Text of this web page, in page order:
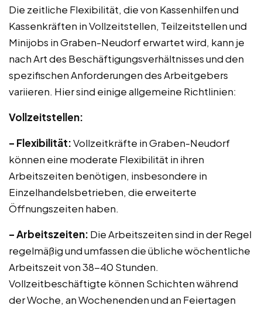
Die zeitliche Flexibilität, die von Kassenhilfen und
Kassenkräften in Vollzeitstellen, Teilzeitstellen und
Minijobs in Graben-Neudorf erwartet wird, kann je
nach Art des Beschäftigungsverhältnisses und den
spezifischen Anforderungen des Arbeitgebers
variieren. Hier sind einige allgemeine Richtlinien:
Vollzeitstellen:
– Flexibilität:Vollzeitkräfte in Graben-Neudorf
können eine moderate Flexibilität in ihren
Arbeitszeiten benötigen, insbesondere in
Einzelhandelsbetrieben, die erweiterte
Öffnungszeiten haben.
– Arbeitszeiten: Die Arbeitszeiten sind in der Regel
regelmäßig und umfassen die übliche wöchentliche
Arbeitszeit von 38-40 Stunden.
Vollzeitbeschäftigte können Schichten während
der Woche, an Wochenenden und an Feiertagen